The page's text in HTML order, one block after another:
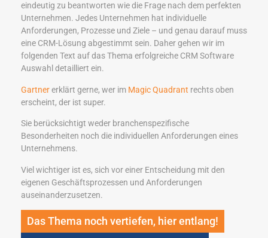
eindeutig zu beantworten wie die Frage nach dem perfekten
Unternehmen. Jedes Unternehmen hat individuelle
Anforderungen, Prozesse und Ziele – und genau darauf muss
eine CRM-Lösung abgestimmt sein. Daher gehen wir im
folgenden Text auf das Thema erfolgreiche CRM Software
Auswahl detailliert ein.
Gartnererklärt gerne, wer im Magic Quadrant rechts oben
erscheint, der ist super.
Sie berücksichtigt weder branchenspezifische
Besonderheiten noch die individuellen Anforderungen eines
Unternehmens.
Viel wichtiger ist es, sich vor einer Entscheidung mit den
eigenen Geschäftsprozessen und Anforderungen
auseinanderzusetzen.
Das Thema noch vertiefen, hier entlang!